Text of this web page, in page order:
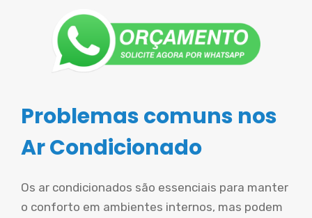
Problemas comuns nos
Ar Condicionado
Os ar condicionados são essenciais para manter
o conforto em ambientes internos, mas podem